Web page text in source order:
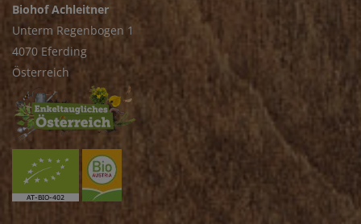
Biohof Achleitner
Unterm Regenbogen 1
4070 Eferding
Österreich